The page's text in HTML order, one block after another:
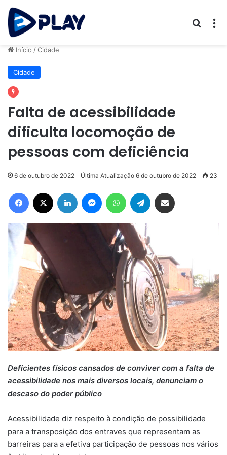
Início /Cidade
Cidade
Falta de acessibilidade
dificulta locomoção de
pessoas com deficiência
6 de outubro de 2022 Última Atualização 6 de outubro de 2022 23
Facebook Linkedin MessengerWhatsAppTelegram
Deficientes físicos cansados de conviver com a falta de
acessibilidade nos mais diversos locais, denunciam o
descaso do poder público
Acessibilidade diz respeito à condição de possibilidade
para a transposição dos entraves que representam as
barreiras para a efetiva participação de pessoas nos vários